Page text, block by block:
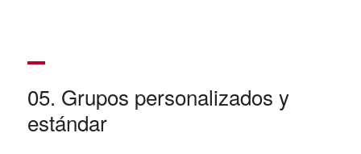
05. Grupos personalizados y
estándar